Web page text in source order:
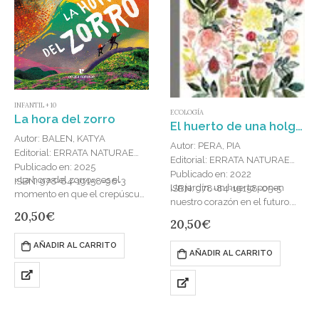
INFANTIL + 10
La hora del zorro
Autor: BALEN, KATYA
Editorial: ERRATA NATURAE
Publicado en: 2025
ISBN: 978-84-19158-96-3
«La hora del zorro»: es el
momento en que el crepúsculo
la luna y las…
20,50€
AÑADIR AL CARRITO
ECOLOGÍA
El huerto de una holgazana : Confesiones de una aprendiz
Autor: PERA, PIA
Editorial: ERRATA NATURAE
Publicado en: 2022
ISBN: 978-84-19158-05-5
Un jardín, un huerto ponen
nuestro corazón en el futuro.
nuestros cuidados desplieguen
en el lienzo de la tierra el…
20,50€
AÑADIR AL CARRITO